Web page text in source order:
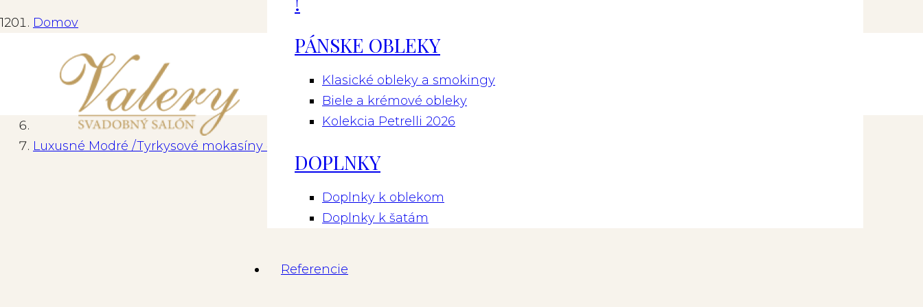
PÁNSKE OBLEKY
Klasické obleky a smokingy
Biele a krémové obleky
Kolekcia Petrelli 2026
DOPLNKY
Doplnky k oblekom
Doplnky k šatám
Referencie
Domov
Doplnky
Doplnky k oblekom
Luxusné Modré /Tyrkysové mokasíny č.42= T1